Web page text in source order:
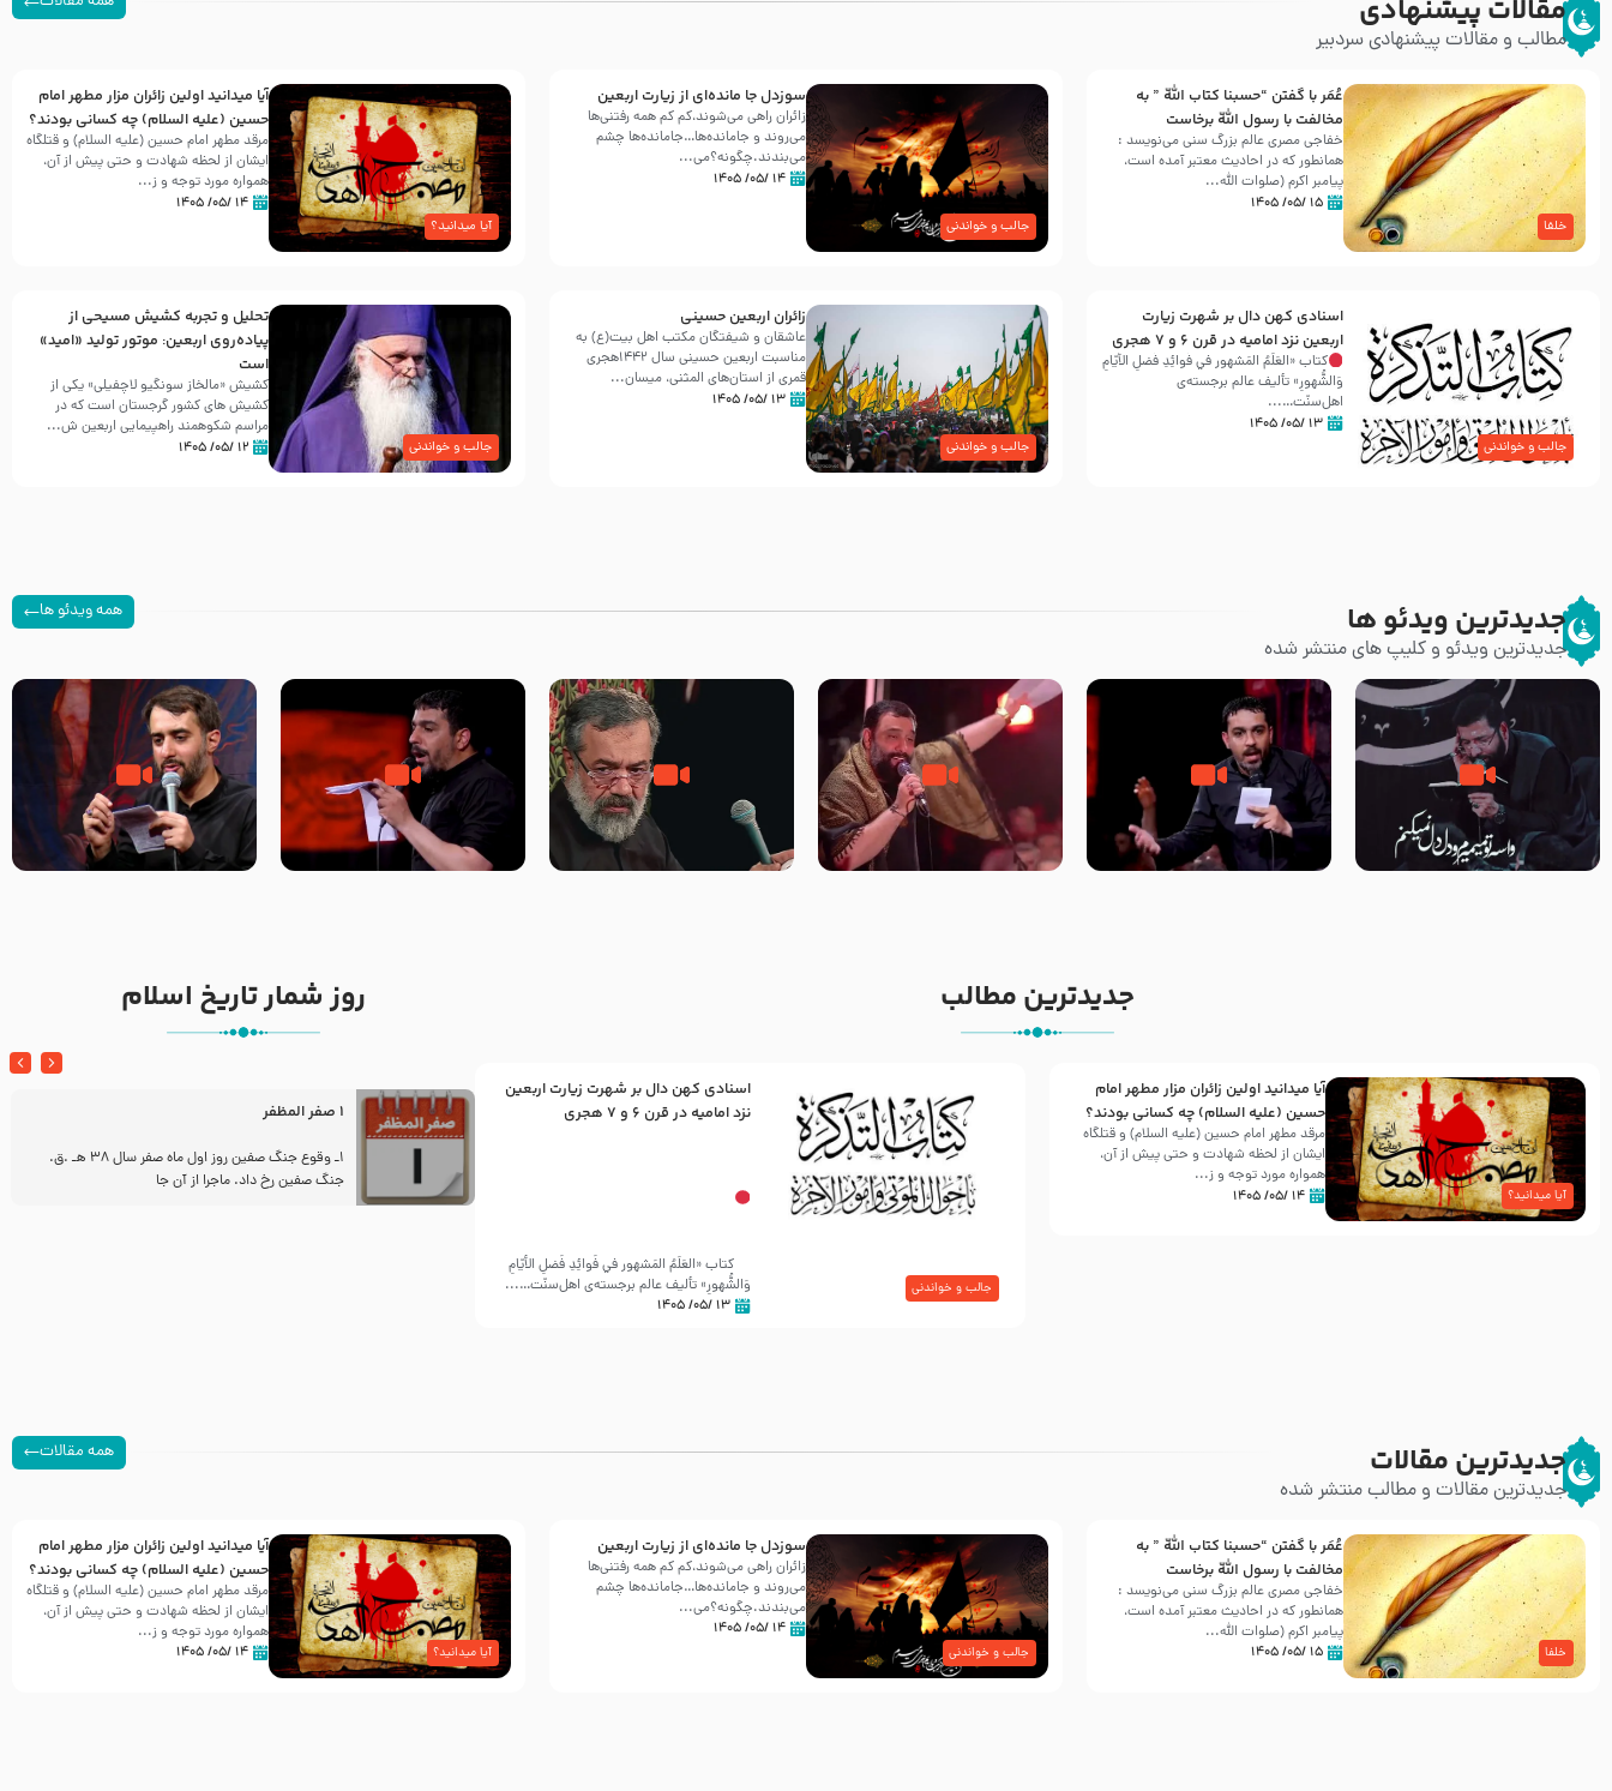
مقالات پیشنهادی
مطالب و مقالات پیشنهادی سردبیر
خلفا
عُمَر با گفتن “حسبنا كتاب اللّه ” به
مخالفت با رسول اللّه برخاست
خفاجی مصری عالم بزرگ سنی می‌نویسد :
همانطور که در احادیث معتبر آمده است،
پیامبر اکرم (صلوات اللّه...
۱۵ /۰۵/ ۱۴۰۵
جالب و خواندنی
سوزدل جا مانده‌ای از زیارت اربعین
زائران راهی می‌شوند،کم‌ کم همه رفتنی‌ها
می‌روند و جامانده‌ها…جامانده‌ها چشم
می‌بندند.چگونه؟می‌...
۱۴ /۰۵/ ۱۴۰۵
آیا میدانید؟
آیا میدانید اولین زائران مزار مطهر امام
حسین (علیه السلام) چه کسانی بودند؟
مرقد مطهر امام حسین (علیه السلام) و قتلگاه
ایشان از لحظه شهادت و حتی پیش از آن،
همواره مورد توجه و ز...
۱۴ /۰۵/ ۱۴۰۵
جالب و خواندنی
اسنادی کهن دال بر شهرت زیارت
اربعین نزد امامیه در قرن ۶ و ۷ هجری
کتاب «العَلَمُ المَشهور في فَوائِدِ فَضلِ الأيّامِ
وَالشُّهورِ» تألیف عالم برجسته‌ی
اهل‌سنّت…...
۱۳ /۰۵/ ۱۴۰۵
جالب و خواندنی
زائران اربعین حسینی
عاشقان و شیفتگان مکتب اهل بیت(ع) به
مناسبت اربعین حسینی سال ۱۴۴۲هجری
قمری از استان‌های المثنی، میسان...
۱۳ /۰۵/ ۱۴۰۵
جالب و خواندنی
تحلیل و تجربه کشیش مسیحی از
پیاده‌روی اربعین: موتور تولید «امید»
است
کشیش «مالخاز سونگیو لاچفیلی» یکی از
کشیش های کشور گرجستان است که در
مراسم شکوهمند راهپیمایی اربعین ش...
۱۲ /۰۵/ ۱۴۰۵
جدیدترین ویدئو ها
جدیدترین ویدئو و کلیپ های منتشر شده
همه ویدئو ها
مصداق کربلا – حاج حسین سیب
شور ، حسینا! به‌ حق زهرا «أُنْظُرْ
إِلَینا» – عزاداری شب هفتم ماه
جانا جانا ابی عبدالله – کربلایی
جواد مقدم – شب هشتم محرم
مادر منم مثل تو خمیدم – حاج
محمود کریمی – شهادت حضرت
تک ، عبّاس، صاحب دل‌هاست –
حاج حنیف طاهری – عزاداری شب
من غلام نوکراتم من عاشق
کربلاتم – شور زمینه – شب هفتم
جدیدترین مطالب
آیا میدانید؟
آیا میدانید اولین زائران مزار مطهر امام
حسین (علیه السلام) چه کسانی بودند؟
مرقد مطهر امام حسین (علیه السلام) و قتلگاه
ایشان از لحظه شهادت و حتی پیش از آن،
همواره مورد توجه و ز...
۱۴ /۰۵/ ۱۴۰۵
جالب و خواندنی
اسنادی کهن دال بر شهرت زیارت اربعین
نزد امامیه در قرن ۶ و ۷ هجری
کتاب «العَلَمُ المَشهور في فَوائِدِ فَضلِ الأيّامِ
وَالشُّهورِ» تألیف عالم برجسته‌ی اهل‌سنّت…...
۱۳ /۰۵/ ۱۴۰۵
روز شمار تاریخ اسلام
30 صفر المظفر
شهادت حضرت علی بن موسی الرضا (علیه السلام) در روز
آخـر صفر سـال 203 هـ .ق. هشـتمین اختر تابناک امامت
1 صفر المظفر
1ـ وقوع جنگ صفین روز اول ماه صفر سال 38 هـ .ق.
جنگ صفین رخ داد. ماجرا از آن جا
جدیدترین مقالات
جدیدترین مقالات و مطالب منتشر شده
همه مقالات
خلفا
عُمَر با گفتن “حسبنا كتاب اللّه ” به
مخالفت با رسول اللّه برخاست
خفاجی مصری عالم بزرگ سنی می‌نویسد :
همانطور که در احادیث معتبر آمده است،
پیامبر اکرم (صلوات اللّه...
۱۵ /۰۵/ ۱۴۰۵ جالب و خواندنی
سوزدل جا مانده‌ای از زیارت اربعین
زائران راهی می‌شوند،کم‌ کم همه رفتنی‌ها
می‌روند و جامانده‌ها…جامانده‌ها چشم
می‌بندند.چگونه؟می‌...
۱۴ /۰۵/ ۱۴۰۵
آیا میدانید؟
آیا میدانید اولین زائران مزار مطهر امام
حسین (علیه السلام) چه کسانی بودند؟
مرقد مطهر امام حسین (علیه السلام) و قتلگاه
ایشان از لحظه شهادت و حتی پیش از آن،
همواره مورد توجه و ز...
۱۴ /۰۵/ ۱۴۰۵